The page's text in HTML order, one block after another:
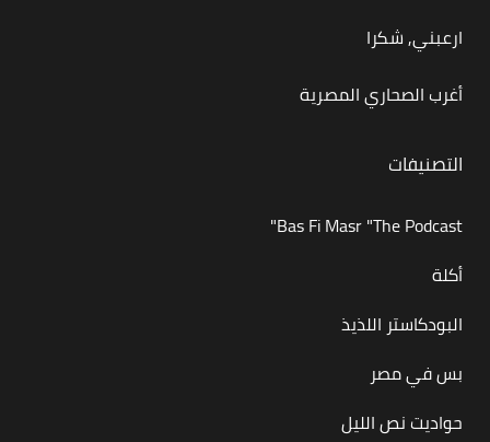
ارعبني, شكرا
أغرب الصحاري المصرية
التصنيفات
Bas Fi Masr "The Podcast"
أكلة
البودكاستر اللذيذ
بس في مصر
حواديت نص الليل